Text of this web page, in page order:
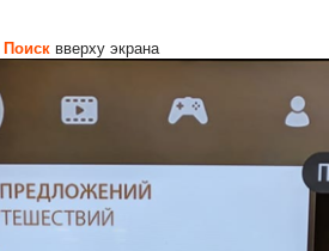
Поиск вверху экрана